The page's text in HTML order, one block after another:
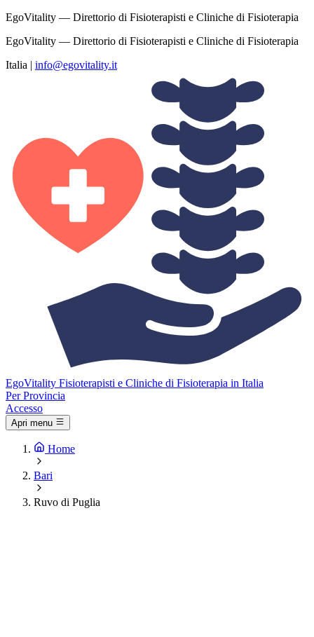
EgoVitality — Direttorio di Fisioterapisti e Cliniche di Fisioterapia
EgoVitality — Direttorio di Fisioterapisti e Cliniche di Fisioterapia
Italia | info@egovitality.it
EgoVitality Fisioterapisti e Cliniche di Fisioterapia in Italia
Per Provincia
Accesso
Apri menu
Home
Bari
Ruvo di Puglia